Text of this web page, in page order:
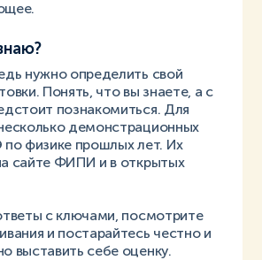
нужно определить свой
Понять, что вы знаете, а с
познакомиться. Для
демонстрационных
по физике прошлых лет. Их
сайте ФИПИ и в открытых
с ключами, посмотрите
и постарайтесь честно и
выставить себе оценку.